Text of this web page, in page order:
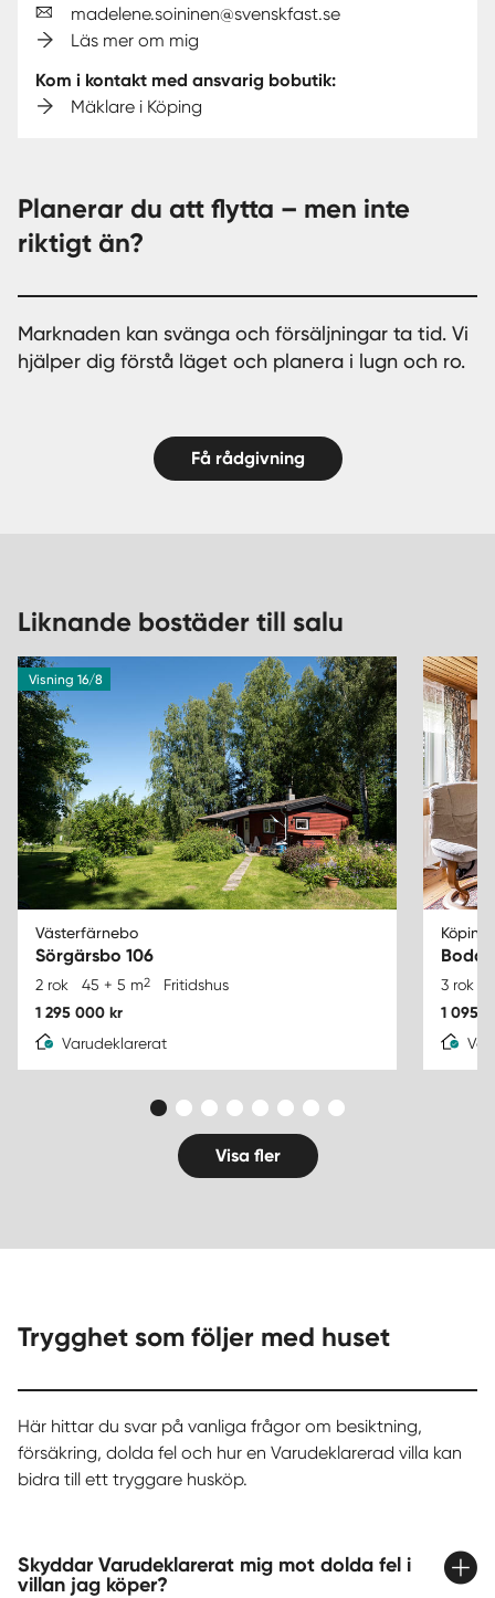
madelene.soininen@svenskfast.se
Läs mer om mig
Kom i kontakt med ansvarig bobutik:
Mäklare i Köping
Planerar du att flytta – men inte
riktigt än?
Marknaden kan svänga och försäljningar ta tid. Vi
hjälper dig förstå läget och planera i lugn och ro.
Få rådgivning
Liknande bostäder till salu
Visning 16/8
Västerfärnebo
Sörgärsbo 106
2 rok 45 + 5 m2 Fritidshus
1 295 000 kr
Varudeklarerat
3 rok
1 095
Visa fler
Trygghet som följer med huset
Här hittar du svar på vanliga frågor om besiktning,
försäkring, dolda fel och hur en Varudeklarerad villa kan
bidra till ett tryggare husköp.
Skyddar Varudeklarerat mig mot dolda fel i
villan jag köper?